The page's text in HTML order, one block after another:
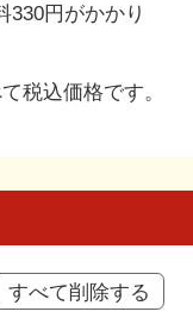
円がかかり
税込価格です。
すべて削除する